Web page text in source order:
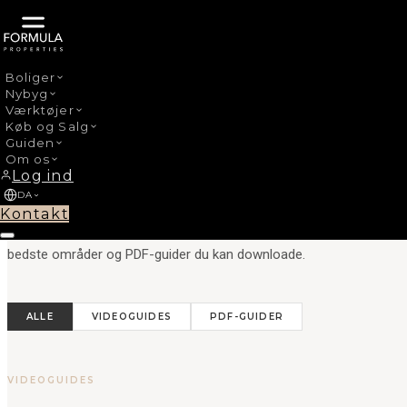
Boliger
Nybyg
Værktøjer
Køb og Salg
Guiden
Om os
Log ind
DA
Kontakt
FORMULA PROPERTIES
Guides & Videoer
Alt du behøver at vide om at købe bolig på Costa del Sol —
bedste områder og PDF-guider du kan downloade.
ALLE VIDEOGUIDES PDF-GUIDER
VIDEOGUIDES